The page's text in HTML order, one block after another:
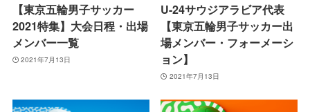
【東京五輪男子サッカー
2021特集】大会日程・出場
メンバー一覧
2021年7月13日
U-24サウジアラビア代表
【東京五輪男子サッカー出
場メンバー・フォーメーシ
ョン】
2021年7月13日